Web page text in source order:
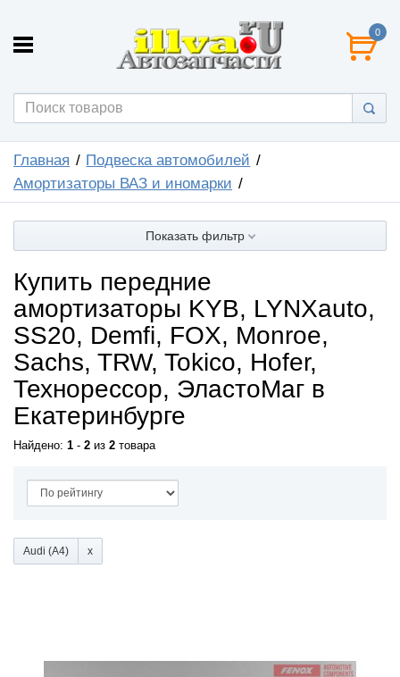
0
Главная
Подвеска автомобилей
Амортизаторы ВАЗ и иномарки
Показать фильтр
Купить передние
амортизаторы KYB, LYNXauto,
SS20, Demfi, FOX, Monroe,
Sachs, TRW, Tokico, Hofer,
Технорессор, ЭластоМаг в
Екатеринбурге
Найдено: 1 - 2 из 2 товара
Audi (A4)